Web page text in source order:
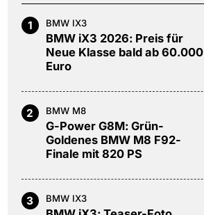
1 BMW IX3
BMW iX3 2026: Preis für
Neue Klasse bald ab 60.000
Euro
2 BMW M8
G-Power G8M: Grün-
Goldenes BMW M8 F92-
Finale mit 820 PS
3 BMW IX3